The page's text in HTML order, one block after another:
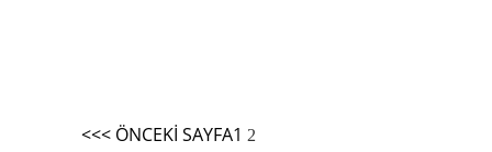
Yazı
<<< ÖNCEKI SAYFA1 2